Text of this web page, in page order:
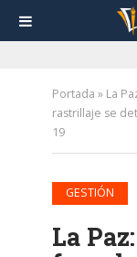
Portada » La
rastrillaje se
19
GESTIÓN
La